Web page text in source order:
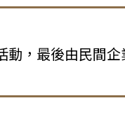
，最後由民間